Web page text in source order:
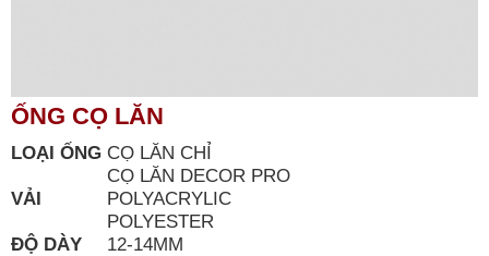
ỐNG CỌ LĂN
LOẠI ỐNG CỌ LĂN CHỈ
CỌ LĂN DECOR PRO
VẢI
POLYACRYLIC
POLYESTER
ĐỘ DÀY
12-14MM